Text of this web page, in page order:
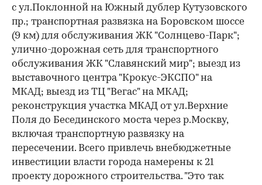
с ул.Поклонной на Южный дублер Кутузовского
пр.; транспортная развязка на Боровском шоссе
(9 км) для обслуживания ЖК "Солнцево-Парк";
улично-дорожная сеть для транспортного
обслуживания ЖК "Славянский мир"; выезд из
выставочного центра "Крокус-ЭКСПО" на
МКАД; выезд из ТЦ "Вегас" на МКАД;
реконструкция участка МКАД от ул.Верхние
Поля до Бесединского моста через р.Москву,
включая транспортную развязку на
пересечении. Всего привлечь внебюджетные
инвестиции власти города намерены к 21
проекту дорожного строительства. "Это так